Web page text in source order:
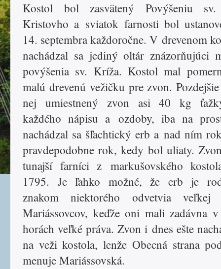
Kostol bol zasvätený Povýšeniu
Kristovho a sviatok farnosti bol
14. septembra každoročne. V drevenom
nachádzal sa jediný oltár znázorňujúci
povýšenia sv. Kríža. Kostol mal
malú drevenú vežičku pre zvon.
nej umiestnený zvon asi 40 kg
každého nápisu a ozdoby, iba na
nachádzal sa šľachtický erb a nad ním
pravdepodobne rok, kedy bol uliaty.
tunajší farníci z markušovského
1795. Je ľahko možné, že erb je
znakom niektorého odvetvia veľkej
Mariássovcov, keďže oni mali zadávna
horách veľké práva. Zvon i dnes ešte
na veži kostola, lenže Obecná strana
menuje Mariássovská.